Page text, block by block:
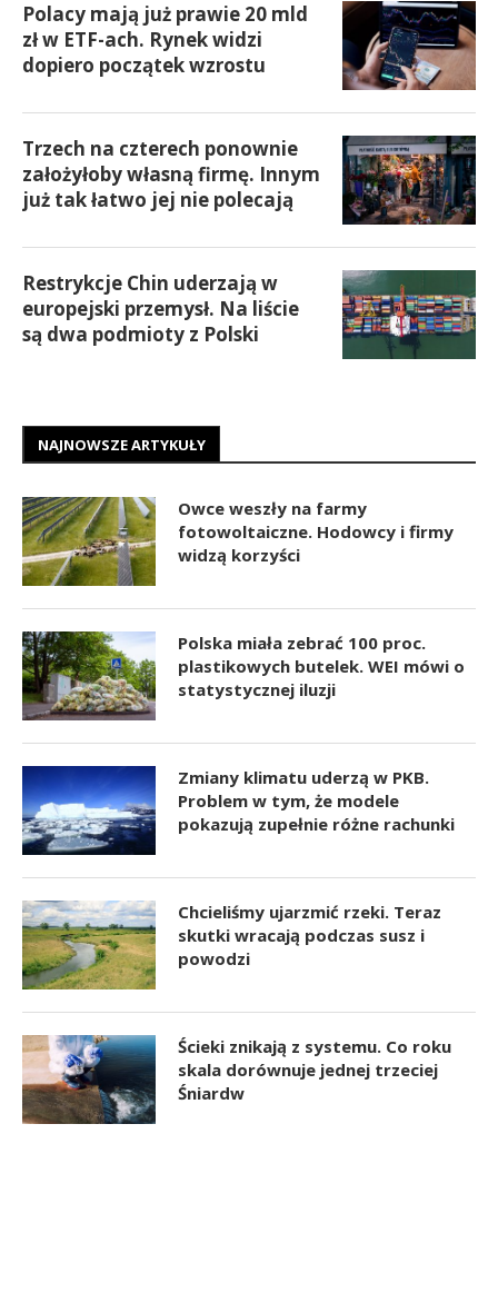
Polacy mają już prawie 20 mld
zł w ETF-ach. Rynek widzi
dopiero początek wzrostu
Trzech na czterech ponownie
założyłoby własną firmę. Innym
już tak łatwo jej nie polecają
Restrykcje Chin uderzają w
europejski przemysł. Na liście
są dwa podmioty z Polski
NAJNOWSZE ARTYKUŁY
Owce weszły na farmy
fotowoltaiczne. Hodowcy i firmy
widzą korzyści
Polska miała zebrać 100 proc.
plastikowych butelek. WEI mówi o
statystycznej iluzji
Zmiany klimatu uderzą w PKB.
Problem w tym, że modele
pokazują zupełnie różne rachunki
Chcieliśmy ujarzmić rzeki. Teraz
skutki wracają podczas susz i
powodzi
Ścieki znikają z systemu. Co roku
skala dorównuje jednej trzeciej
Śniardw